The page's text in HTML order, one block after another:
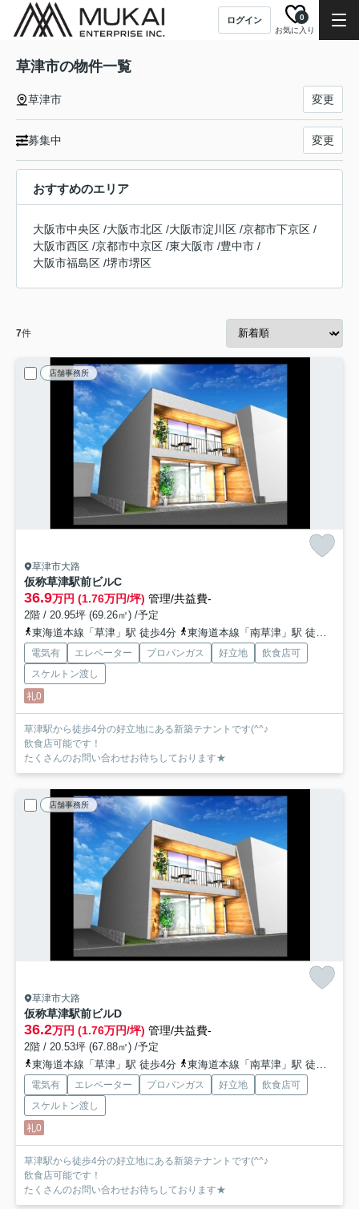
ログイン
お気に入り
0
草津市の物件一覧
草津市 変更
募集中 変更
おすすめのエリア
大阪市中央区 /大阪市北区 /大阪市淀川区 /京都市下京区 /
大阪市西区 /京都市中京区 /東大阪市 /豊中市 /
大阪市福島区 /堺市堺区
7件
店舗事務所
草津市大路
仮称草津駅前ビルC
36.9万円 (1.76万円/坪) 管理/共益費-
2階 / 20.95坪 (69.26㎡) /予定
東海道本線「草津」駅 徒歩4分
東海道本線「南草津」駅 徒歩33分
電気有 エレベーター プロパンガス 好立地
飲食店可
スケルトン渡し
礼0
草津駅から徒歩4分の好立地にある新築テナントです(^^♪
飲食店可能です！
たくさんのお問い合わせお待ちしております★
店舗事務所
草津市大路
仮称草津駅前ビルD
36.2万円 (1.76万円/坪) 管理/共益費-
2階 / 20.53坪 (67.88㎡) /予定
東海道本線「草津」駅 徒歩4分
東海道本線「南草津」駅 徒歩33分
電気有 エレベーター プロパンガス 好立地
飲食店可
スケルトン渡し
礼0
草津駅から徒歩4分の好立地にある新築テナントです(^^♪
飲食店可能です！
たくさんのお問い合わせお待ちしております★